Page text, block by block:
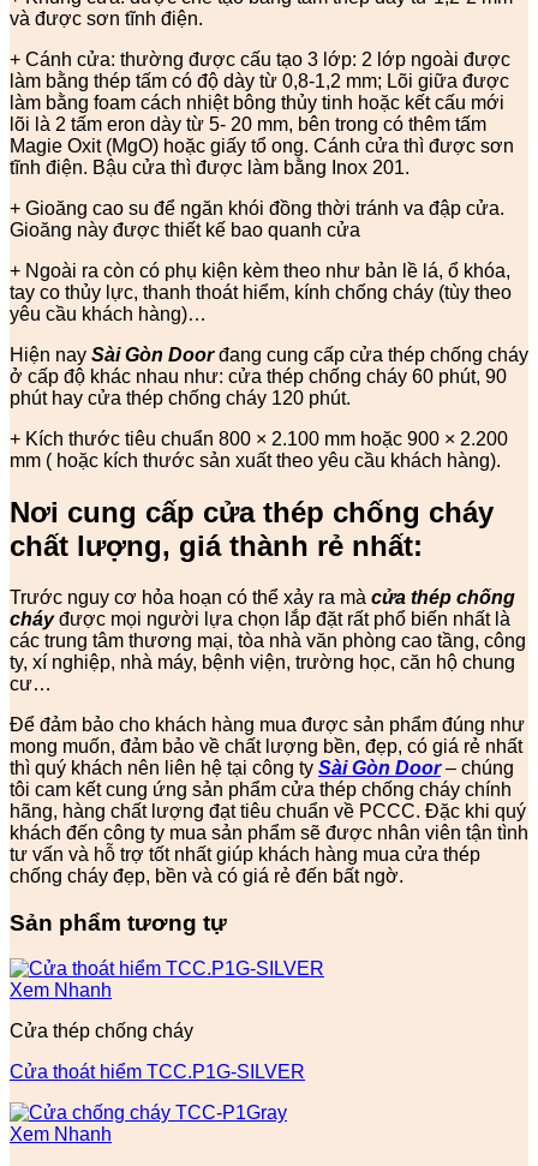
và được sơn tĩnh điện.
+ Cánh cửa: thường được cấu tạo 3 lớp: 2 lớp ngoài được
làm bằng thép tấm có độ dày từ 0,8-1,2 mm; Lõi giữa được
làm bằng foam cách nhiệt bông thủy tinh hoặc kết cấu mới
lõi là 2 tấm eron dày từ 5- 20 mm, bên trong có thêm tấm
Magie Oxit (MgO) hoặc giấy tổ ong. Cánh cửa thì được sơn
tĩnh điện. Bậu cửa thì được làm bằng Inox 201.
+ Gioăng cao su để ngăn khói đồng thời tránh va đập cửa.
Gioăng này được thiết kế bao quanh cửa
+ Ngoài ra còn có phụ kiện kèm theo như bản lề lá, ổ khóa,
tay co thủy lực, thanh thoát hiểm, kính chống cháy (tùy theo
yêu cầu khách hàng)…
Hiện nay Sài Gòn Doorđang cung cấp cửa thép chống cháy
ở cấp độ khác nhau như: cửa thép chống cháy 60 phút, 90
phút hay cửa thép chống cháy 120 phút.
+ Kích thước tiêu chuẩn 800 × 2.100 mm hoặc 900 × 2.200
mm ( hoặc kích thước sản xuất theo yêu cầu khách hàng).
Nơi cung cấp cửa thép chống cháy
chất lượng, giá thành rẻ nhất:
Trước nguy cơ hỏa hoạn có thể xảy ra mà cửa thép chống
cháy được mọi người lựa chọn lắp đặt rất phổ biến nhất là
các trung tâm thương mại, tòa nhà văn phòng cao tầng, công
ty, xí nghiệp, nhà máy, bệnh viện, trường học, căn hộ chung
cư…
Để đảm bảo cho khách hàng mua được sản phẩm đúng như
mong muốn, đảm bảo về chất lượng bền, đẹp, có giá rẻ nhất
thì quý khách nên liên hệ tại công ty Sài Gòn Door– chúng
tôi cam kết cung ứng sản phẩm cửa thép chống cháy chính
hãng, hàng chất lượng đạt tiêu chuẩn về PCCC. Đặc khi quý
khách đến công ty mua sản phẩm sẽ được nhân viên tận tình
tư vấn và hỗ trợ tốt nhất giúp khách hàng mua cửa thép
chống cháy đẹp, bền và có giá rẻ đến bất ngờ.
Sản phẩm tương tự
Xem Nhanh
Cửa thép chống cháy
Cửa thoát hiểm TCC.P1G-SILVER
Xem Nhanh